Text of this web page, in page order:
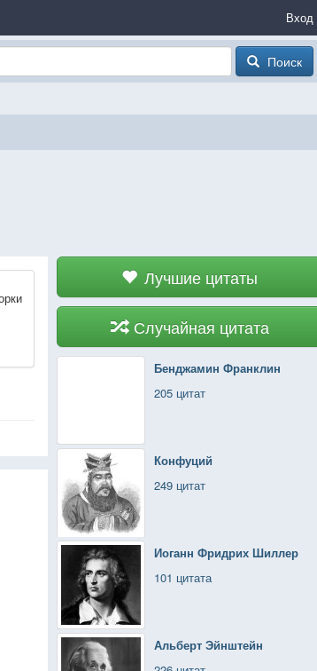
Вход
Поиск
Лучшие цитаты
Случайная цитата
Бенджамин Франклин
205 цитат
Конфуций
249 цитат
Иоганн Фридрих Шиллер
101 цитата
Альберт Эйнштейн